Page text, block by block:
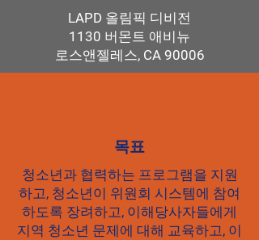
LAPD 올림픽 디비전
1130 버몬트 애비뉴
로스앤젤레스, CA 90006
목표
청소년과 협력하는 프로그램을 지원
하고, 청소년이 위원회 시스템에 참여
하도록 장려하고, 이해당사자들에게
지역 청소년 문제에 대해 교육하고, 이